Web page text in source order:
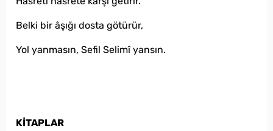
Belki bir âşığı dosta götürür,
Yol yanmasın, Sefil Selimî yansın.
KİTAPLAR